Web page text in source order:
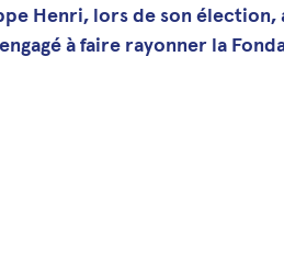
Henri, lors de son élection,
engagé à faire rayonner la